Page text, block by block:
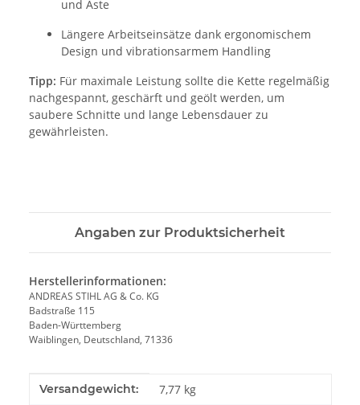
und Äste
Längere Arbeitseinsätze dank ergonomischem
Design und vibrationsarmem Handling
Tipp: Für maximale Leistung sollte die Kette regelmäßig
nachgespannt, geschärft und geölt werden, um
saubere Schnitte und lange Lebensdauer zu
gewährleisten.
Angaben zur Produktsicherheit
Herstellerinformationen:
ANDREAS STIHL AG & Co. KG
Badstraße 115
Baden-Württemberg
Waiblingen, Deutschland, 71336
Produkteigenschaft
Wert
Versandgewicht: 7,77 kg